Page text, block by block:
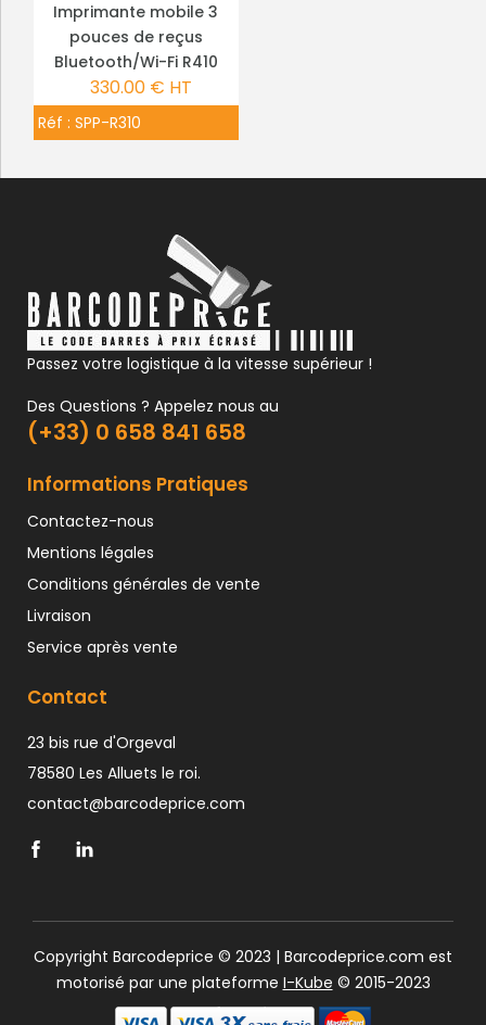
PLUS DE DÉTAILS
Imprimante mobile 3
pouces de reçus
Bluetooth/Wi-Fi R410
330.00 € HT
Réf : SPP-R310
Passez votre logistique à la vitesse supérieur !
Des Questions ? Appelez nous au
(+33) 0 658 841 658
Informations Pratiques
Contactez-nous
Mentions légales
Conditions générales de vente
Livraison
Service après vente
Contact
23 bis rue d'Orgeval
78580 Les Alluets le roi.
contact@barcodeprice.com
Copyright Barcodeprice © 2023 | Barcodeprice.com est
motorisé par une plateforme I-Kube © 2015-2023